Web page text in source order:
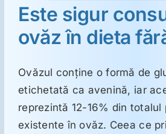
Suplimente
Reumatologie
Ginecologie
Este sigur
ovăz în dieta
Ovăzul conţine o formă de
etichetată ca avenină, iar
reprezintă 12-16% din totalul
existente în ovăz. Ceea ce